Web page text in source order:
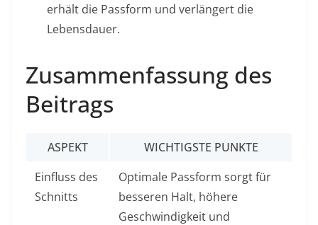
erhält die Passform und verlängert die
Lebensdauer.
Zusammenfassung des
Beitrags
ASPEKT
WICHTIGSTE PUNKTE
Einfluss des
Schnitts
Optimale Passform sorgt für
besseren Halt, höhere
Geschwindigkeit und